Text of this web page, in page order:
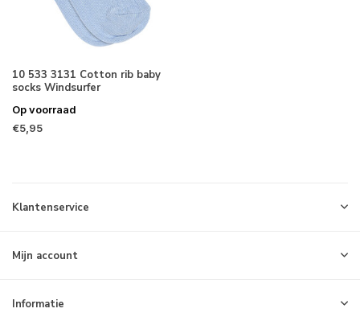
10 533 3131 Cotton rib baby
socks Windsurfer
Op voorraad
€5,95
Klantenservice
Mijn account
Informatie